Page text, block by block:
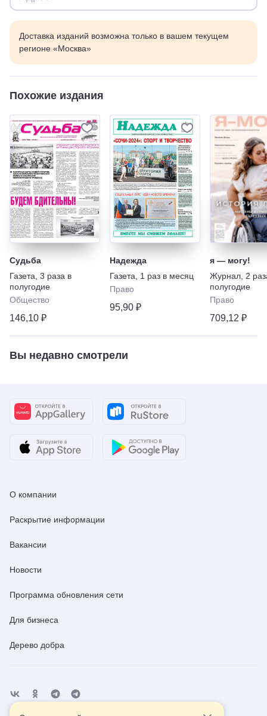
Доставка изданий возможна только в вашем текущем
регионе «Москва»
Похожие издания
Судьба
Газета 3 раза в
полугодие
Общество
146,10 ₽
Надежда
Газета
1 раз в месяц
Право
95,90 ₽
я — могу!
Журнал 2
полугодие
Право
709,12 ₽
Вы недавно смотрели
О компании
Раскрытие информации
Вакансии
Новости
Программа обновления сети
Для бизнеса
Дерево добра